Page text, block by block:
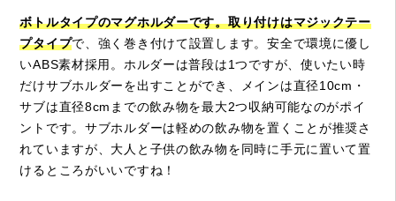
ボトルタイプのマグホルダーです。取り付けはマジックテー
プタイプで、強く巻き付けて設置します。安全で環境に優し
いABS素材採用。ホルダーは普段は1つですが、使いたい時
だけサブホルダーを出すことができ、メインは直径10cm・
サブは直径8cmまでの飲み物を最大2つ収納可能なのがポイ
ントです。サブホルダーは軽めの飲み物を置くことが推奨さ
れていますが、大人と子供の飲み物を同時に手元に置いて置
けるところがいいですね！